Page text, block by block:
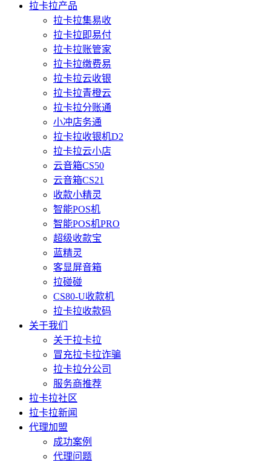
拉卡拉产品
拉卡拉集易收
拉卡拉即易付
拉卡拉账管家
拉卡拉缴费易
拉卡拉云收银
拉卡拉青橙云
拉卡拉分账通
小冲店务通
拉卡拉收银机D2
拉卡拉云小店
云音箱CS50
云音箱CS21
收款小精灵
智能POS机
智能POS机PRO
超级收款宝
蓝精灵
客显屏音箱
拉碰碰
CS80-U收款机
拉卡拉收款码
关于我们
关于拉卡拉
冒充拉卡拉诈骗
拉卡拉分公司
服务商推荐
拉卡拉社区
拉卡拉新闻
代理加盟
成功案例
代理问题